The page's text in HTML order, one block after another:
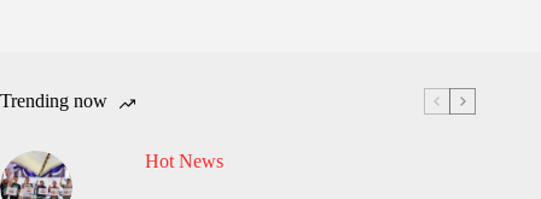
Trending now
Hot News